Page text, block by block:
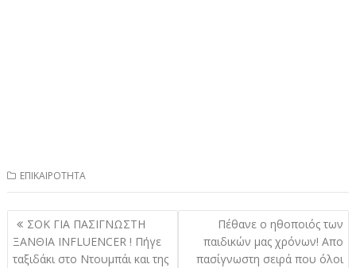
ΕΠΙΚΑΙΡΟΤΗΤΑ
Πλοήγηση
άρθρων
ΣOK ΓIA ΠΑΣΙΓΝΩΣΤΗ
ΞΑΝΘΙΑ INFLUENCER ! Πήγε
ταξιδάκι στο Ντουμπάι και της
Πέθανε ο ηθοποιός των
παιδικών μας χρόνων! Απο
πασίγνωστη σειρά που όλοι